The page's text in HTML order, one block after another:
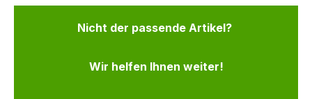
Nicht der passende Artikel?
Wir helfen Ihnen weiter!